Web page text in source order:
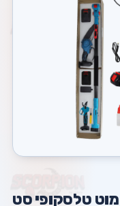
טלסקופי סט